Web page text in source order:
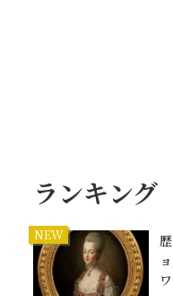
ランキング
NEW